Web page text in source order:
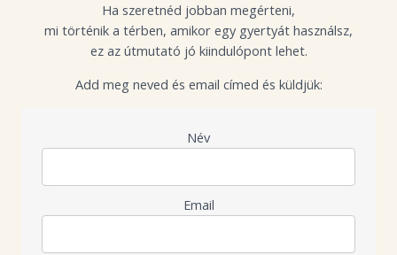
Ha szeretnéd jobban megérteni,
mi történik a térben, amikor egy gyertyát használsz,
ez az útmutató jó kiindulópont lehet.
Add meg neved és email címed és küldjük:
Név
Email